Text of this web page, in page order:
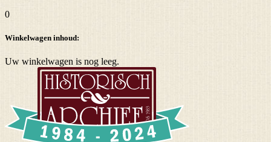
0
Winkelwagen inhoud:
Uw winkelwagen is nog leeg.